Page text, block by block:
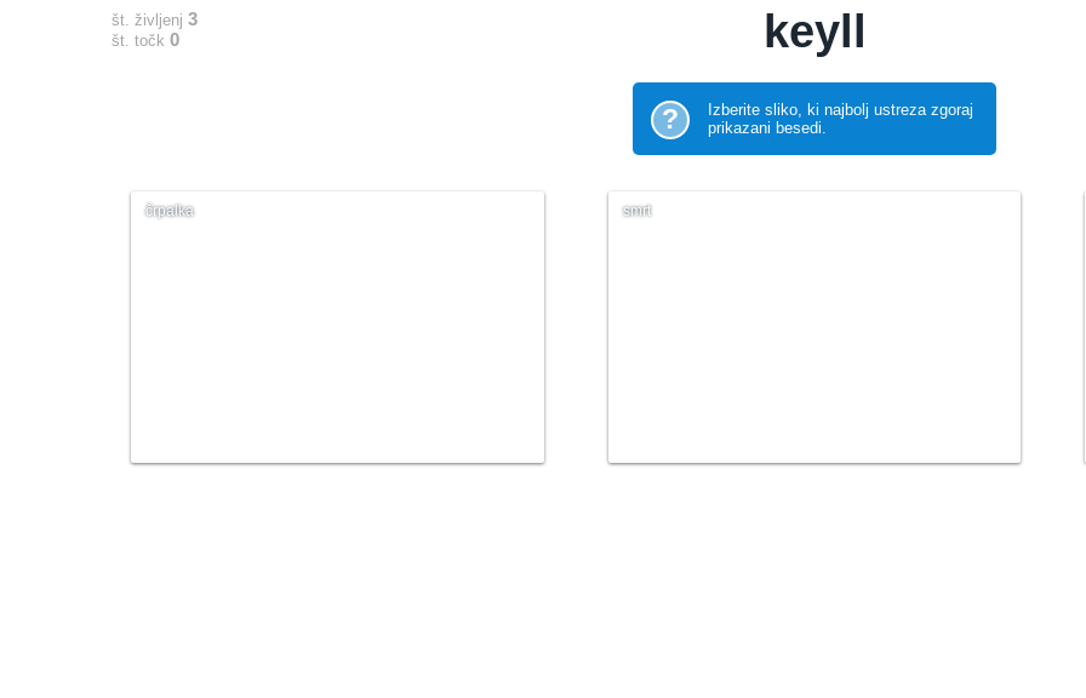
št. življenj 3
št. točk 0 keyll
?
Izberite sliko, ki najbolj ustreza zgoraj
prikazani besedi.
črpalka smrt